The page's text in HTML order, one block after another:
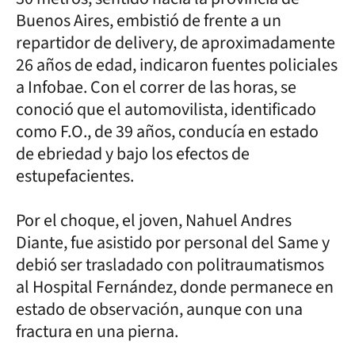
Buenos Aires, embistió de frente a un
repartidor de delivery, de aproximadamente
26 años de edad, indicaron fuentes policiales
a Infobae. Con el correr de las horas, se
conoció que el automovilista, identificado
como F.O., de 39 años, conducía en estado
de ebriedad y bajo los efectos de
estupefacientes.
Por el choque, el joven, Nahuel Andres
Diante, fue asistido por personal del Same y
debió ser trasladado con politraumatismos
al Hospital Fernández, donde permanece en
estado de observación, aunque con una
fractura en una pierna.